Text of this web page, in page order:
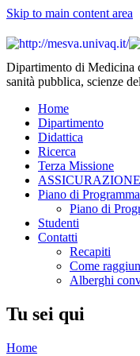
Skip to main content area
Dipartimento di Medicina
sanità pubblica, scienze
Home
Dipartimento
Didattica
Ricerca
Terza Missione
Piano di
Piano di
Studenti
Contatti
Recapiti
Come
Alberghi
Tu sei qui
Home